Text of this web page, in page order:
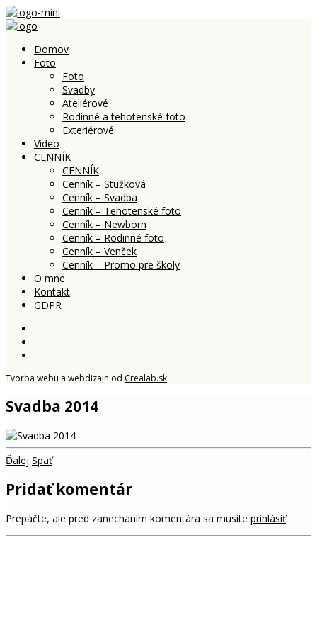
Domov
Foto
Foto
Svadby
Ateliérové
Rodinné a tehotenské foto
Exteriérové
Video
CENNÍK
CENNÍK
Cenník – Stužková
Cenník – Svadba
Cenník – Tehotenské foto
Cenník – Newborn
Cenník – Rodinné foto
Cenník – Venček
Cenník – Promo pre školy
O mne
Kontakt
GDPR
Tvorba webu a webdizajn od Crealab.sk
Svadba 2014
Ďalej Späť
Pridať komentár
Prepáčte, ale pred zanechaním komentára sa musíte prihlásiť.